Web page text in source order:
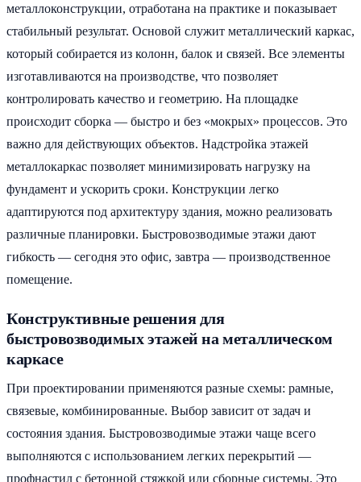
металлоконструкции, отработана на практике и показывает
стабильный результат. Основой служит металлический каркас,
который собирается из колонн, балок и связей. Все элементы
изготавливаются на производстве, что позволяет
контролировать качество и геометрию. На площадке
происходит сборка — быстро и без «мокрых» процессов. Это
важно для действующих объектов. Надстройка этажей
металлокаркас позволяет минимизировать нагрузку на
фундамент и ускорить сроки. Конструкции легко
адаптируются под архитектуру здания, можно реализовать
различные планировки. Быстровозводимые этажи дают
гибкость — сегодня это офис, завтра — производственное
помещение.
Конструктивные решения для
быстровозводимых этажей на металлическом
каркасе
При проектировании применяются разные схемы: рамные,
связевые, комбинированные. Выбор зависит от задач и
состояния здания. Быстровозводимые этажи чаще всего
выполняются с использованием легких перекрытий —
профнастил с бетонной стяжкой или сборные системы. Это